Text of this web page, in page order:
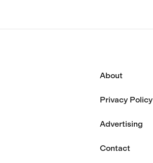
About
Privacy Policy
Advertising
Contact